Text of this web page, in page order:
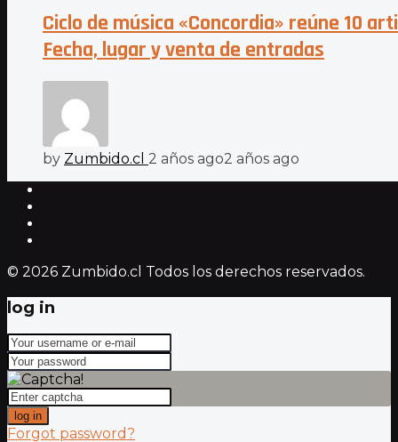
Ciclo de música «Concordia» reúne 10
Fecha, lugar y venta de entradas
by Zumbido.cl 2 años ago2 años ago
© 2026 Zumbido.cl Todos los derechos reservados.
log in
log in
Forgot password?